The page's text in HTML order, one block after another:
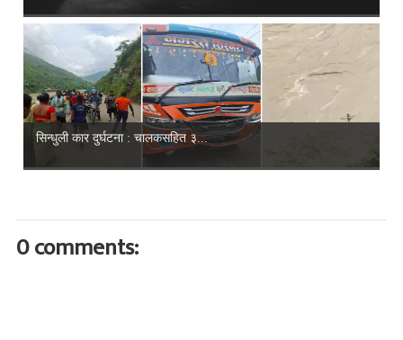
सिन्धुली कार दुर्घटना : चालकसहित ३...
0 comments: